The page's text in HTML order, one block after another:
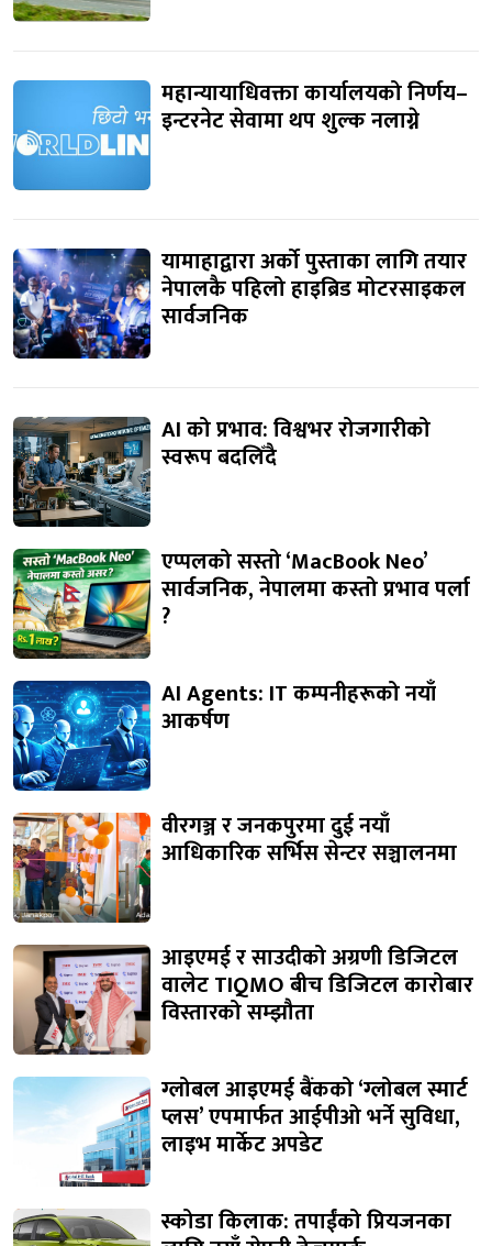
महान्यायाधिवक्ता कार्यालयको निर्णय–
इन्टरनेट सेवामा थप शुल्क नलाग्ने
यामाहाद्वारा अर्को पुस्ताका लागि तयार
नेपालकै पहिलो हाइब्रिड मोटरसाइकल
सार्वजनिक
AI को प्रभाव: विश्वभर रोजगारीको
स्वरूप बदलिँदै
एप्पलको सस्तो ‘MacBook Neo’
सार्वजनिक, नेपालमा कस्तो प्रभाव पर्ला
?
AI Agents: IT कम्पनीहरूको नयाँ
आकर्षण
वीरगञ्ज र जनकपुरमा दुई नयाँ
आधिकारिक सर्भिस सेन्टर सञ्चालनमा
आइएमई र साउदीको अग्रणी डिजिटल
वालेट TIQMO बीच डिजिटल कारोबार
विस्तारको सम्झौता
ग्लोबल आइएमई बैंकको ‘ग्लोबल स्मार्ट
प्लस’ एपमार्फत आईपीओ भर्ने सुविधा,
लाइभ मार्केट अपडेट
स्कोडा किलाक: तपाईंको प्रियजनका